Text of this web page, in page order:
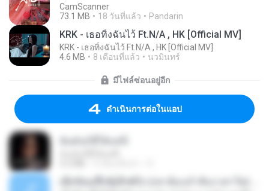
CamScanner
73.1 MB
18 วันที่แล้ว Pandarin
KRK - เธอทิ้งฉันไว้ Ft.N/A , HK [Official MV]
KRK - เธอทิ้งฉันไว้ Ft.N/A , HK [Official MV]
4.6 MB
8 เดือนที่แล้ว นวมินทร์
มีไฟล์ซ่อนอยู่อีก
ดำเนินการต่อในแอป